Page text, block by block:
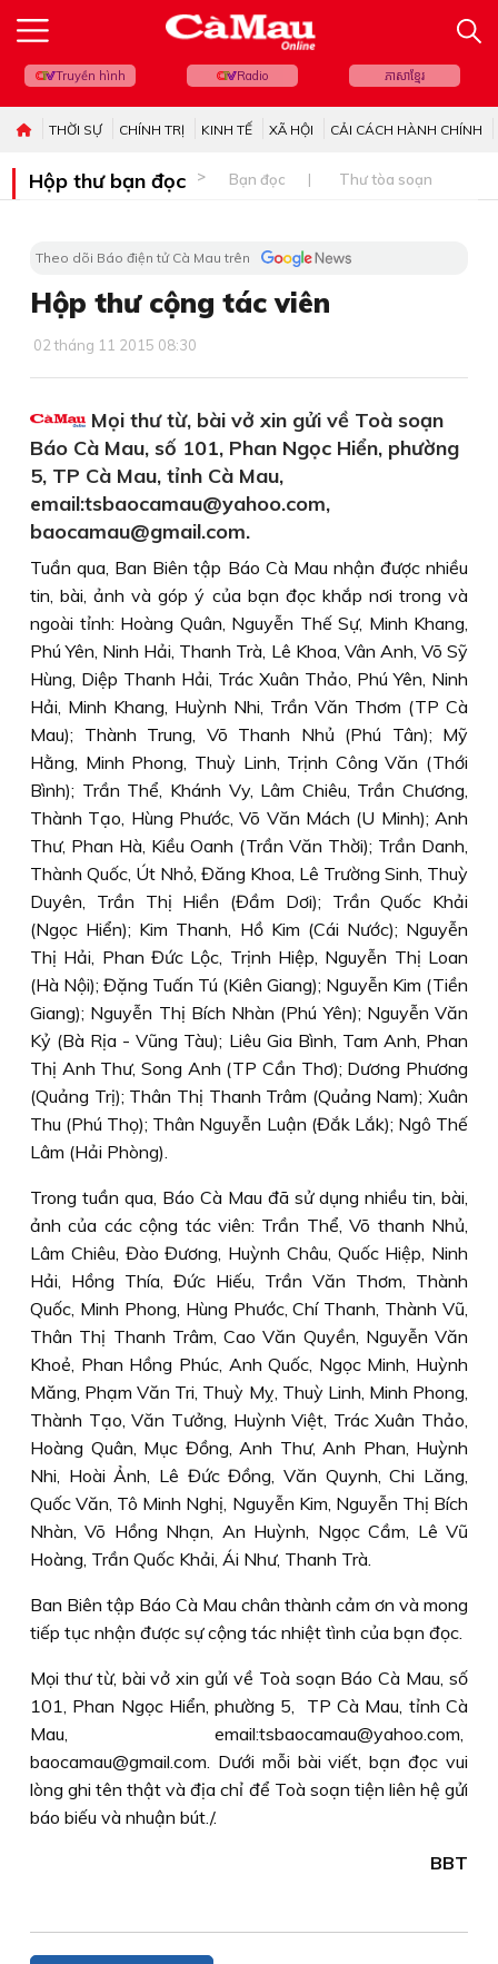
Truyền hình Radio ភាសាខ្មែរ
THỜI SỰ CHÍNH TRỊ KINH TẾ XÃ HỘI CẢI CÁCH HÀNH CHÍNH
Hộp thư bạn đọc Bạn đọc Thư tòa soạn
Theo dõi Báo điện tử Cà Mau trên
Hộp thư cộng tác viên
02 tháng 11 2015 08:30
Mọi thư từ, bài vở xin gửi về Toà soạn
Báo Cà Mau, số 101, Phan Ngọc Hiển, phường
5, TP Cà Mau, tỉnh Cà Mau,
email:tsbaocamau@yahoo.com,
baocamau@gmail.com.
Tuần qua, Ban Biên tập Báo Cà Mau nhận được nhiều
tin, bài, ảnh và góp ý của bạn đọc khắp nơi trong và
ngoài tỉnh: Hoàng Quân, Nguyễn Thế Sự, Minh Khang,
Phú Yên, Ninh Hải, Thanh Trà, Lê Khoa, Vân Anh, Võ Sỹ
Hùng, Diệp Thanh Hải, Trác Xuân Thảo, Phú Yên, Ninh
Hải, Minh Khang, Huỳnh Nhi, Trần Văn Thơm (TP Cà
Mau); Thành Trung, Võ Thanh Nhủ (Phú Tân); Mỹ
Hằng, Minh Phong, Thuỳ Linh, Trịnh Công Văn (Thới
Bình); Trần Thể, Khánh Vy, Lâm Chiêu, Trần Chương,
Thành Tạo, Hùng Phước, Võ Văn Mách (U Minh); Anh
Thư, Phan Hà, Kiều Oanh (Trần Văn Thời); Trần Danh,
Thành Quốc, Út Nhỏ, Đăng Khoa, Lê Trường Sinh, Thuỳ
Duyên, Trần Thị Hiền (Đầm Dơi); Trần Quốc Khải
(Ngọc Hiển); Kim Thanh, Hồ Kim (Cái Nước); Nguyễn
Thị Hải, Phan Đức Lộc, Trịnh Hiệp, Nguyễn Thị Loan
(Hà Nội); Đặng Tuấn Tú (Kiên Giang); Nguyễn Kim (Tiền
Giang); Nguyễn Thị Bích Nhàn (Phú Yên); Nguyễn Văn
Kỷ (Bà Rịa - Vũng Tàu); Liêu Gia Bình, Tam Anh, Phan
Thị Anh Thư, Song Anh (TP Cần Thơ); Dương Phương
(Quảng Trị); Thân Thị Thanh Trâm (Quảng Nam); Xuân
Thu (Phú Thọ); Thân Nguyễn Luận (Đắk Lắk); Ngô Thế
Lâm (Hải Phòng).
Trong tuần qua, Báo Cà Mau đã sử dụng nhiều tin, bài,
ảnh của các cộng tác viên: Trần Thể, Võ thanh Nhủ,
Lâm Chiêu, Đào Đương, Huỳnh Châu, Quốc Hiệp, Ninh
Hải, Hồng Thía, Đức Hiếu, Trần Văn Thơm, Thành
Quốc, Minh Phong, Hùng Phước, Chí Thanh, Thành Vũ,
Thân Thị Thanh Trâm, Cao Văn Quyền, Nguyễn Văn
Khoẻ, Phan Hồng Phúc, Anh Quốc, Ngọc Minh, Huỳnh
Măng, Phạm Văn Tri, Thuỳ Mỵ, Thuỳ Linh, Minh Phong,
Thành Tạo, Văn Tưởng, Huỳnh Việt, Trác Xuân Thảo,
Hoàng Quân, Mục Đồng, Anh Thư, Anh Phan, Huỳnh
Nhi, Hoài Ảnh, Lê Đức Đồng, Văn Quynh, Chi Lăng,
Quốc Văn, Tô Minh Nghị, Nguyễn Kim, Nguyễn Thị Bích
Nhàn, Võ Hồng Nhạn, An Huỳnh, Ngọc Cầm, Lê Vũ
Hoàng, Trần Quốc Khải, Ái Như, Thanh Trà.
Ban Biên tập Báo Cà Mau chân thành cảm ơn và mong
tiếp tục nhận được sự cộng tác nhiệt tình của bạn đọc.
Mọi thư từ, bài vở xin gửi về Toà soạn Báo Cà Mau, số
101, Phan Ngọc Hiển, phường 5, TP Cà Mau, tỉnh Cà
Mau, email:tsbaocamau@yahoo.com,
baocamau@gmail.com. Dưới mỗi bài viết, bạn đọc vui
lòng ghi tên thật và địa chỉ để Toà soạn tiện liên hệ gửi
báo biếu và nhuận bút./.
BBT